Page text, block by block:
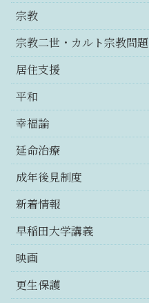
宗教
宗教二世・カルト宗教問題
居住支援
平和
幸福論
延命治療
成年後見制度
新着情報
早稲田大学講義
映画
更生保護